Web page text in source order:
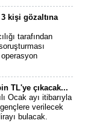
kişi gözaltına
tarafından
TL'ye çıkacak...
Ocak ayı itibarıyla
verilecek
bulacak.